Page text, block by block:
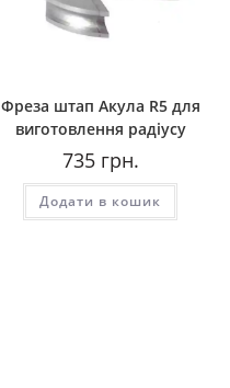
Фреза штап Акула R5 для
виготовлення радіусу
735грн.
Додати в кошик